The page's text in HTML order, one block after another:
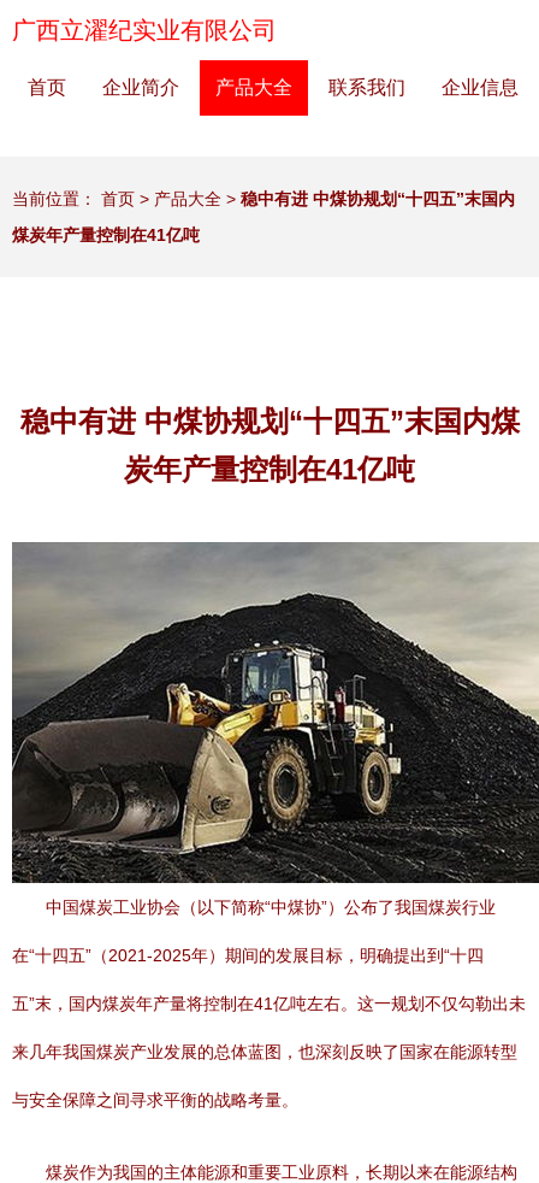
广西立濯纪实业有限公司
首页 企业简介 产品大全 联系我们 企业信息
当前位置： 首页 > 产品大全 > 稳中有进 中煤协规划“十四五”末国内
煤炭年产量控制在41亿吨
稳中有进 中煤协规划“十四五”末国内煤
炭年产量控制在41亿吨
中国煤炭工业协会（以下简称“中煤协”）公布了我国煤炭行业
在“十四五”（2021-2025年）期间的发展目标，明确提出到“十四
五”末，国内煤炭年产量将控制在41亿吨左右。这一规划不仅勾勒出未
来几年我国煤炭产业发展的总体蓝图，也深刻反映了国家在能源转型
与安全保障之间寻求平衡的战略考量。
煤炭作为我国的主体能源和重要工业原料，长期以来在能源结构